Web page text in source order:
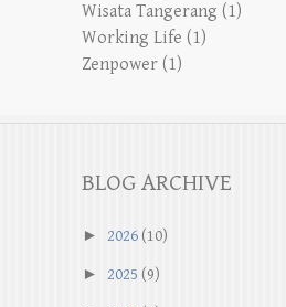
Wisata Tangerang (1)
Working Life (1)
Zenpower (1)
BLOG ARCHIVE
► 2026 (10)
► 2025 (9)